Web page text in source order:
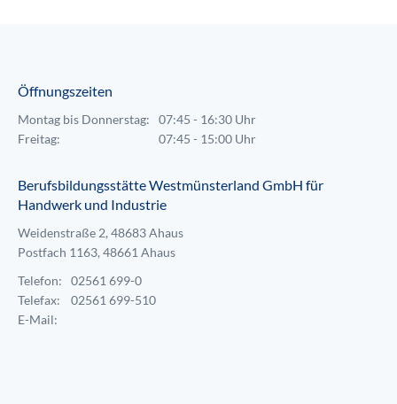
Öffnungszeiten
Montag bis Donnerstag:
07:45 - 16:30 Uhr
Freitag:
07:45 - 15:00 Uhr
Berufsbildungsstätte Westmünsterland GmbH für
Handwerk und Industrie
Weidenstraße 2, 48683 Ahaus
Postfach 1163, 48661 Ahaus
Telefon:
02561 699-0
Telefax:
02561 699-510
E-Mail: